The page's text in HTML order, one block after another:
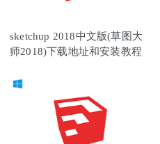
sketchup 2018中文版(草图大
师2018)下载地址和安装教程